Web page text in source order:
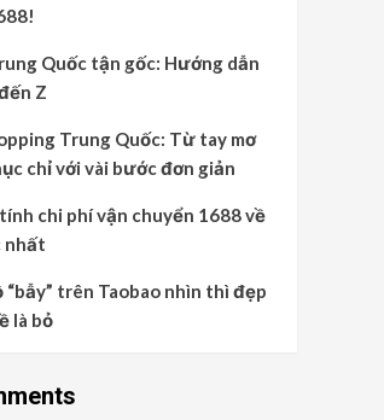
Quốc tận gốc: Hướng dẫn
Z
Trung Quốc: Từ tay mơ
chỉ với vài bước đơn giản
chi phí vận chuyển 1688 về
nhất
“bẫy” trên Taobao nhìn thì đẹp
là bỏ